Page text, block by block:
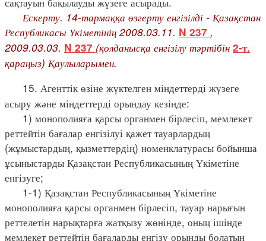
Ескерту. 14-тармаққа өзгерту енгізілді - Қазақстан
Республикасы Үкіметінің 2008.03.11. N 237 ,
2009.03.03. N 237 (қолданысқа енгізілу тәртібін 2-т.
қараңыз) Қаулыларымен.
15. Агенттік өзіне жүктелген міндеттерді жүзеге
асыру және міндеттерді орындау кезінде:
1) монополияға қарсы органмен бірлесіп, мемлекет
реттейтін бағалар енгізілуі қажет тауарлардың
(жұмыстардың, қызметтердің) номенклатурасы бойынша
ұсыныстарды Қазақстан Республикасының Үкіметіне
енгізуге;
1-1) Қазақстан Республикасының Үкіметіне
монополияға қарсы органмен бірлесіп, тауар нарығын
реттелетін нарықтарға жатқызу жөнінде, оның ішінде
мемлекет реттейтін бағаларды енгізу орынды болатын